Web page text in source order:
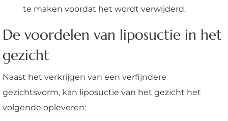
te maken voordat het wordt verwijderd.
De voordelen van liposuctie in het
gezicht
Naast het verkrijgen van een verfijndere
gezichtsvorm, kan liposuctie van het gezicht het
volgende opleveren: